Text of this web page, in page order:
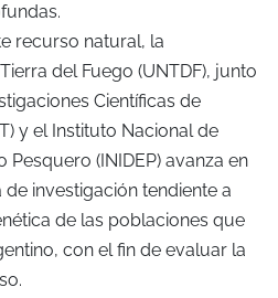
recurso natural, la
del Fuego (UNTDF), junto
Científicas de
y el Instituto Nacional de
Pesquero (INIDEP) avanza en
investigación tendiente a
de las poblaciones que
con el fin de evaluar la